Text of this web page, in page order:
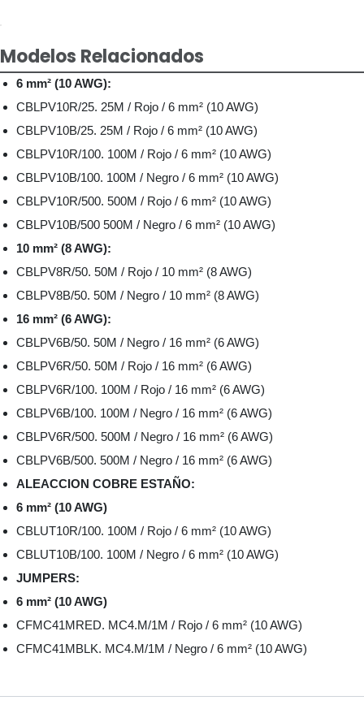
Modelos Relacionados
6 mm² (10 AWG):
CBLPV10R/25. 25M / Rojo / 6 mm² (10 AWG)
CBLPV10B/25. 25M / Rojo / 6 mm² (10 AWG)
CBLPV10R/100. 100M / Rojo / 6 mm² (10 AWG)
CBLPV10B/100. 100M / Negro / 6 mm² (10 AWG)
CBLPV10R/500. 500M / Rojo / 6 mm² (10 AWG)
CBLPV10B/500 500M / Negro / 6 mm² (10 AWG)
10 mm² (8 AWG):
CBLPV8R/50. 50M / Rojo / 10 mm² (8 AWG)
CBLPV8B/50. 50M / Negro / 10 mm² (8 AWG)
16 mm² (6 AWG):
CBLPV6B/50. 50M / Negro / 16 mm² (6 AWG)
CBLPV6R/50. 50M / Rojo / 16 mm² (6 AWG)
CBLPV6R/100. 100M / Rojo / 16 mm² (6 AWG)
CBLPV6B/100. 100M / Negro / 16 mm² (6 AWG)
CBLPV6R/500. 500M / Negro / 16 mm² (6 AWG)
CBLPV6B/500. 500M / Negro / 16 mm² (6 AWG)
ALEACCION COBRE ESTAÑO:
6 mm² (10 AWG)
CBLUT10R/100. 100M / Rojo / 6 mm² (10 AWG)
CBLUT10B/100. 100M / Negro / 6 mm² (10 AWG)
JUMPERS:
6 mm² (10 AWG)
CFMC41MRED. MC4.M/1M / Rojo / 6 mm² (10 AWG)
CFMC41MBLK. MC4.M/1M / Negro / 6 mm² (10 AWG)